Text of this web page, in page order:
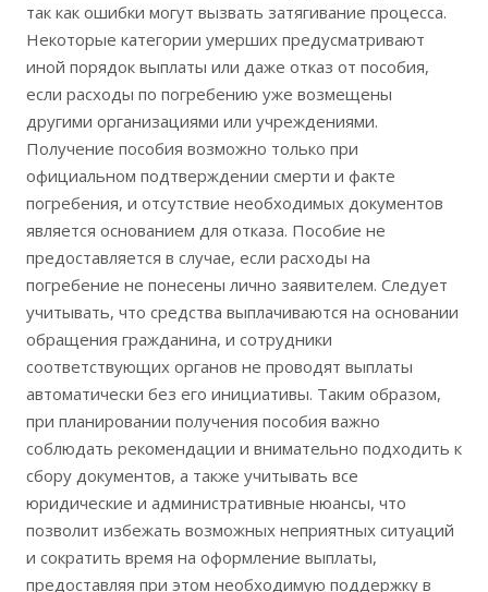
так как ошибки могут вызвать затягивание процесса.
Некоторые категории умерших предусматривают
иной порядок выплаты или даже отказ от пособия,
если расходы по погребению уже возмещены
другими организациями или учреждениями.
Получение пособия возможно только при
официальном подтверждении смерти и факте
погребения, и отсутствие необходимых документов
является основанием для отказа. Пособие не
предоставляется в случае, если расходы на
погребение не понесены лично заявителем. Следует
учитывать, что средства выплачиваются на основании
обращения гражданина, и сотрудники
соответствующих органов не проводят выплаты
автоматически без его инициативы. Таким образом,
при планировании получения пособия важно
соблюдать рекомендации и внимательно подходить к
сбору документов, а также учитывать все
юридические и административные нюансы, что
позволит избежать возможных неприятных ситуаций
и сократить время на оформление выплаты,
предоставляя при этом необходимую поддержку в